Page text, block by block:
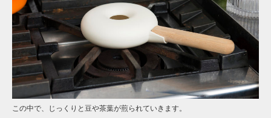
この中で、じっくりと豆や茶葉が煎られていきます。